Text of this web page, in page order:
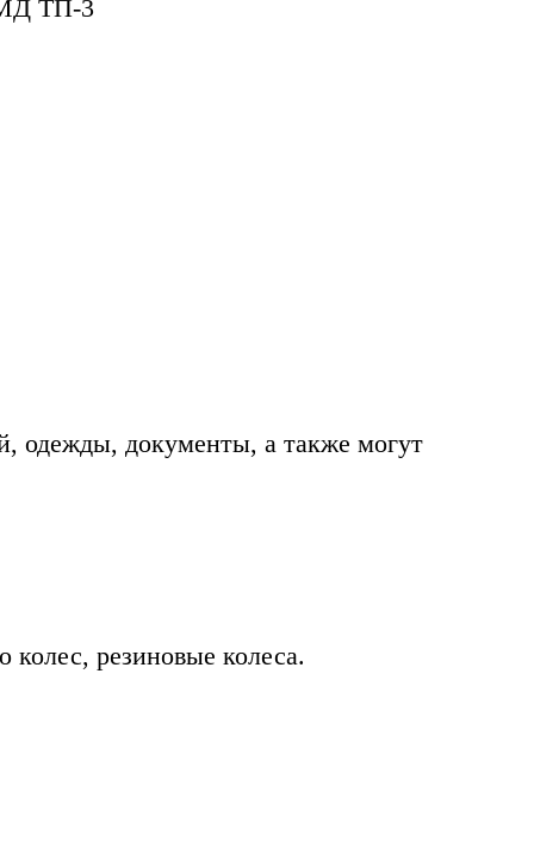
ТП-3
одежды, документы, а также могут
резиновые колеса.